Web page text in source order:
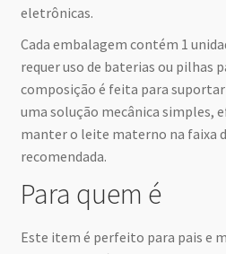
eletrônicas.
Cada embalagem contém 1
requer uso de baterias ou pilhas
composição é feita para
uma solução mecânica simples,
manter o leite materno na faixa
recomendada.
Para quem é
Este item é perfeito para pais e